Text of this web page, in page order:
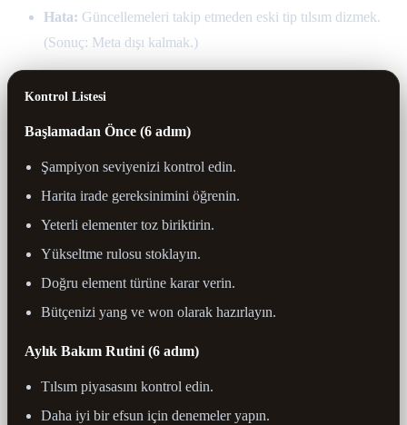
Hata: Güncellemeleri takip etmeden eski tip tılsım dizmek.
(Sonuç: Meta dışı kalmak.)
Kontrol Listesi
Başlamadan Önce (6 adım)
Şampiyon seviyenizi kontrol edin.
Harita irade gereksinimini öğrenin.
Yeterli elementer toz biriktirin.
Yükseltme rulosu stoklayın.
Doğru element türüne karar verin.
Bütçenizi yang ve won olarak hazırlayın.
Aylık Bakım Rutini (6 adım)
Tılsım piyasasını kontrol edin.
Daha iyi bir efsun için denemeler yapın.